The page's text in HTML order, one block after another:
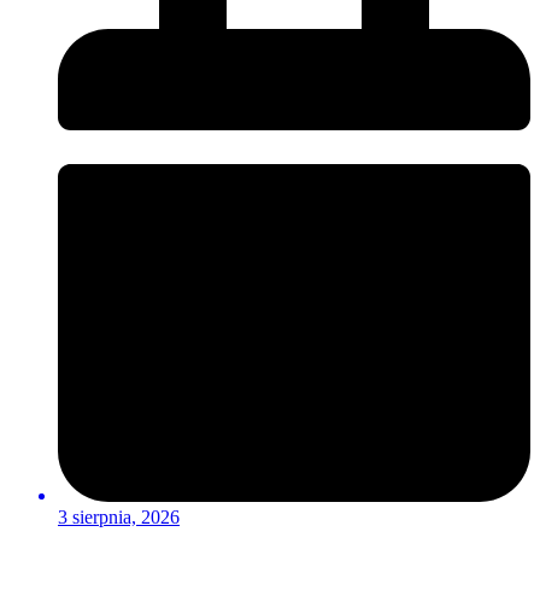
3 sierpnia, 2026